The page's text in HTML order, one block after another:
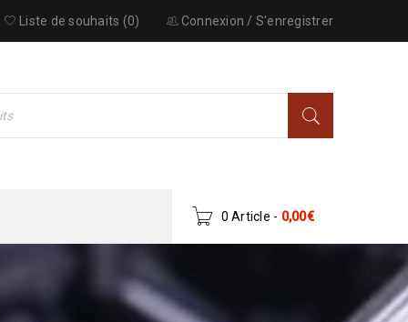
Connexion / S'enregistrer
Liste de souhaits (0)
0 Article - 0,00€